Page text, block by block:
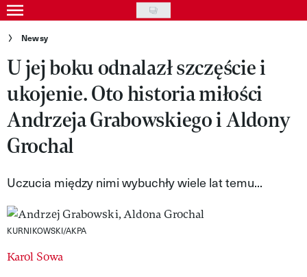
Skip
to
content
Gwiazdy
Ludzie
Moda
Uroda
Styl życia
Kultura
Wideo
Nasze akcje
Newsy
U jej boku odnalazł szczęście i
ukojenie. Oto historia miłości
Andrzeja Grabowskiego i Aldony
Grochal
Uczucia między nimi wybuchły wiele lat temu...
KURNIKOWSKI/AKPA
Karol Sowa